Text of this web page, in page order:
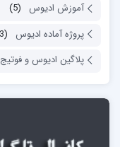
آموزش ادیوس
(5)
پروژه آماده ادیوس
(33)
پلاگین ادیوس و